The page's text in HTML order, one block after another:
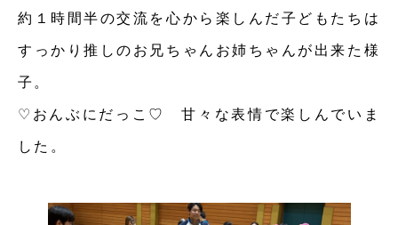
約１時間半の交流を心から楽しんだ子どもたちは
すっかり推しのお兄ちゃんお姉ちゃんが出来た様
子。
♡おんぶにだっこ♡ 甘々な表情で楽しんでいま
した。